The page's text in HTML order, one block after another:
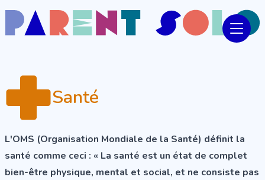
Santé
L'OMS (Organisation Mondiale de la Santé) définit la
santé comme ceci : « La santé est un état de complet
bien-être physique, mental et social, et ne consiste pas